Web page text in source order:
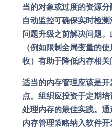
当的对象或过度的资源
自动监控可确保实时检
问题升级之前解决问题
（例如限制全局变量的
收）有助于降低内存相关
适当的内存管理应该是
点。组织应投资于定期
处理内存的最佳实践。
内存管理策略纳入软件